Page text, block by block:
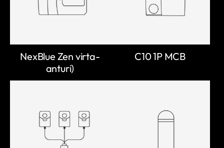
NexBlue Zen virta-
anturi)
C10 1P MCB